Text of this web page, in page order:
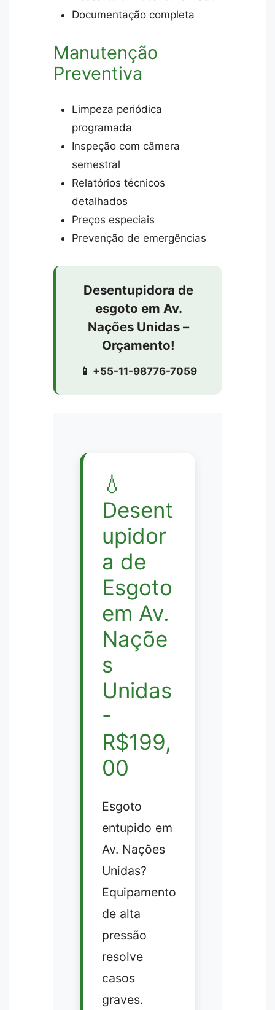
Documentação completa
Manutenção
Preventiva
Limpeza periódica
programada
Inspeção com câmera
semestral
Relatórios técnicos
detalhados
Preços especiais
Prevenção de emergências
Desentupidora de
esgoto em Av.
Nações Unidas –
Orçamento!
📱 +55-11-98776-7059
💧
Desent
upidor
a de
Esgoto
em Av.
Naçõe
s
Unidas
-
R$199,
00
Esgoto
entupido em
Av. Nações
Unidas?
Equipamento
de alta
pressão
resolve
casos
graves.